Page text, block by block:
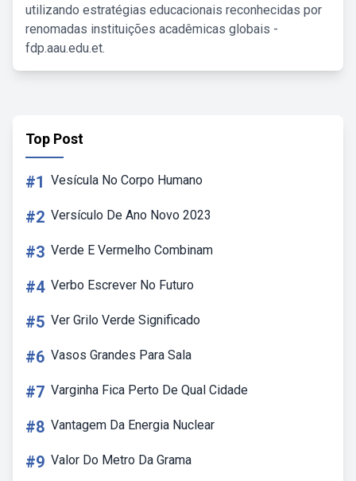
utilizando estratégias educacionais reconhecidas por
renomadas instituições acadêmicas globais -
fdp.aau.edu.et.
Top Post
#1 Vesícula No Corpo Humano
#2 Versículo De Ano Novo 2023
#3 Verde E Vermelho Combinam
#4 Verbo Escrever No Futuro
#5 Ver Grilo Verde Significado
#6 Vasos Grandes Para Sala
#7 Varginha Fica Perto De Qual Cidade
#8 Vantagem Da Energia Nuclear
#9 Valor Do Metro Da Grama